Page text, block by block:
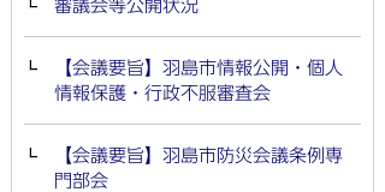
審議会等公開状況
【会議要旨】羽島市情報公開・個人
情報保護・行政不服審査会
【会議要旨】羽島市防災会議条例専
門部会